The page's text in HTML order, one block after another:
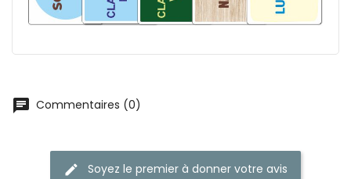
chat Commentaires (0)
edit Soyez le premier à donner votre avis